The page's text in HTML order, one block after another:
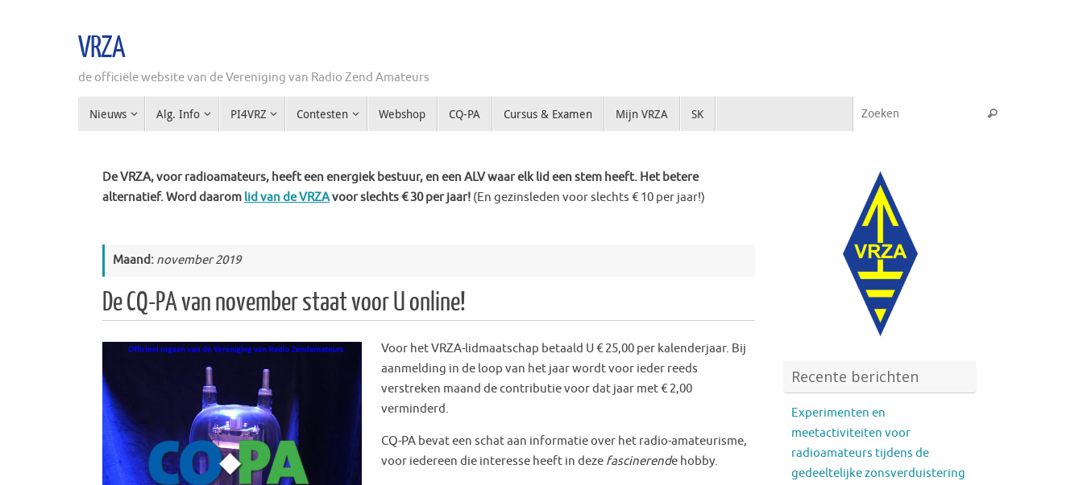
VRZA
de officiële website van de Vereniging van Radio Zend Amateurs
naarNieuws Alg. Info PI4VRZ Contesten Webshop CQ-PA Cursus & Examen Mijn VRZA SK Zoeken
De VRZA, voor radioamateurs, heeft een energiek bestuur, en een ALV waar elk lid een stem heeft. Het betere
alternatief. Word daarom lid van de VRZAvoor slechts € 30 per jaar! (En gezinsleden voor slechts € 10 per jaar!)
Maand: november 2019
De CQ-PA van november staat voor U online!
Voor het VRZA-lidmaatschap betaald U € 25,00 per kalenderjaar. Bij
aanmelding in de loop van het jaar wordt voor ieder reeds
verstreken maand de contributie voor dat jaar met € 2,00
verminderd.
CQ-PA bevat een schat aan informatie over het radio-amateurisme,
voor iedereen die interesse heeft in deze fascinerende hobby.
Recente berichten
Experimenten en
meetactiviteiten voor
radioamateurs tijdens de
gedeeltelijke zonsverduistering